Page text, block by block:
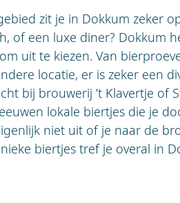
zit je in Dokkum zeker
of een luxe diner? Dokkum
uit te kiezen. Van
locatie, er is zeker een
bij brouwerij ’t Klavertje of
lokale biertjes die je
niet uit of je naar de
biertjes tref je overal in